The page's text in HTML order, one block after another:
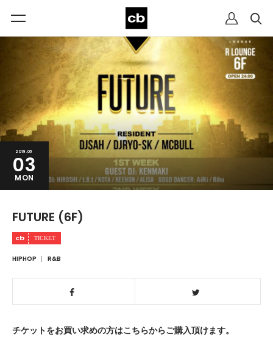
2019.06
03
MON
FUTURE (6F)
HIPHOP R&B
チケットをお買い求めの方はこちらからご購入頂けます。